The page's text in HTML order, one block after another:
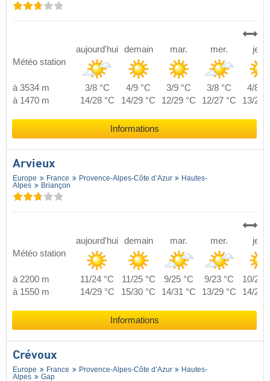
Météo station
aujourd'hui demain mar. mer. jeu.
à 3534 m 3/8 °C 4/9 °C 3/9 °C 3/8 °C
4/8
à 1470 m
14/28 °C 14/29 °C 12/29 °C 12/27 °C 13/28
Informations
Arvieux
Europe France Provence-Alpes-Côte d’Azur
Hautes-
Alpes
Briançon
Météo station
aujourd'hui demain mar. mer. jeu.
à 2200 m 11/24 °C 11/25 °C 9/25 °C 9/23 °C
10/24
à 1550 m
14/29 °C 15/30 °C 14/31 °C 13/29 °C 14/29
Informations
Crévoux
Europe France Provence-Alpes-Côte d’Azur
Hautes-
Alpes
Gap